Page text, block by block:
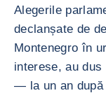
Alegerile
declanșate de
Montenegro în
interese, au
— la un an după